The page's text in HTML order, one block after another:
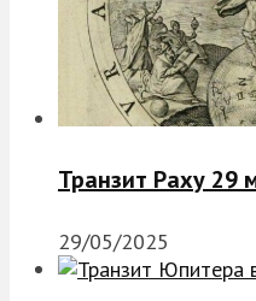
Транзит Раху 29
29/05/2025